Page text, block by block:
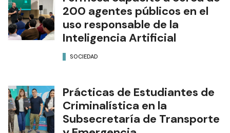
200 agentes públicos en el
uso responsable de la
Inteligencia Artificial
SOCIEDAD
Prácticas de Estudiantes de
Criminalística en la
Subsecretaría de Transporte